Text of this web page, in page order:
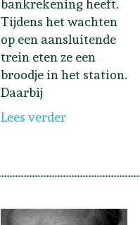
bankrekening heeft.
Tijdens het wachten
op een aansluitende
trein eten ze een
broodje in het station.
Daarbij
Lees verder